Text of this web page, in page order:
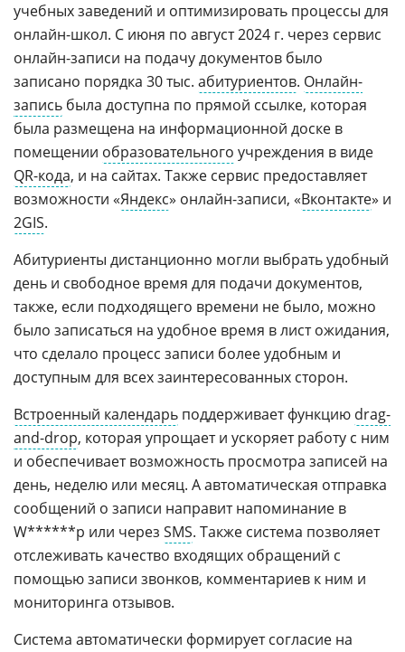
учебных заведений и оптимизировать процессы для
онлайн-школ. С июня по август 2024 г. через сервис
онлайн-записи на подачу документов было
записано порядка 30 тыс. абитуриентов. Онлайн-
запись была доступна по прямой ссылке, которая
была размещена на информационной доске в
помещении образовательного учреждения в виде
QR-кода, и на сайтах. Также сервис предоставляет
возможности «Яндекс» онлайн-записи, «Вконтакте» и
2GIS.
Абитуриенты дистанционно могли выбрать удобный
день и свободное время для подачи документов,
также, если подходящего времени не было, можно
было записаться на удобное время в лист ожидания,
что сделало процесс записи более удобным и
доступным для всех заинтересованных сторон.
Встроенный календарь поддерживает функцию drag-
and-drop, которая упрощает и ускоряет работу с ним
и обеспечивает возможность просмотра записей на
день, неделю или месяц. А автоматическая отправка
сообщений о записи направит напоминание в
W******p или через SMS. Также система позволяет
отслеживать качество входящих обращений с
помощью записи звонков, комментариев к ним и
мониторинга отзывов.
Система автоматически формирует согласие на